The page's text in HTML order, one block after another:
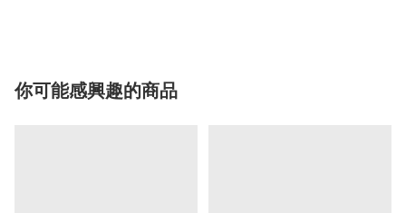
你可能感興趣的商品